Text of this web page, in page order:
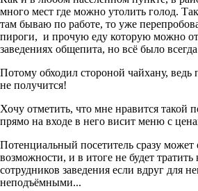
много мест где можно утолить голод.
там бываю по работе, то уже
пироги, и прочую еду которую можно
заведениях общепита, но всё было всегда
Потому обходил стороной чайхану, ведь
не получится!
Хочу отметить, что мне нравится такой
прямо на входе в него висит меню с
Потенциальный посетитель сразу может
возможности, и в итоге не будет тратить
сотрудников заведения если вдруг для
неподъёмными...